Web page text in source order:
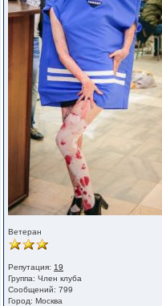
Ветеран
Репутация: 19
Группа:Член клуба
Сообщений: 799
Город: Москва